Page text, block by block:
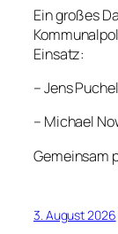
Ein großes
Einsatz:
– Jens
– Michael
Gemeinsam
3. August 2026